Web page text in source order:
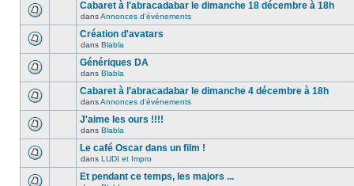
Cabaret à l'abracadabar le dimanche 18 décembre à 18h
dansAnnonces d'événements
Création d'avatars
dans Blabla
Génériques DA
dans Blabla
Cabaret à l'abracadabar le dimanche 4 décembre à 18h
dansAnnonces d'événements
J'aime les ours !!!!
dans Blabla
Le café Oscar dans un film !
dans LUDI et Impro
Et pendant ce temps, les majors ...